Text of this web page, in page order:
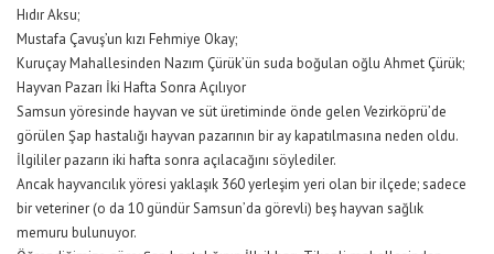
Hıdır Aksu;
Mustafa Çavuş’un kızı Fehmiye Okay;
Kuruçay Mahallesinden Nazım Çürük’ün suda boğulan oğlu Ahmet Çürük;
Hayvan Pazarı İki Hafta Sonra Açılıyor
Samsun yöresinde hayvan ve süt üretiminde önde gelen Vezirköprü’de
görülen Şap hastalığı hayvan pazarının bir ay kapatılmasına neden oldu.
İlgililer pazarın iki hafta sonra açılacağını söylediler.
Ancak hayvancılık yöresi yaklaşık 360 yerleşim yeri olan bir ilçede; sadece
bir veteriner (o da 10 gündür Samsun’da görevli) beş hayvan sağlık
memuru bulunuyor.